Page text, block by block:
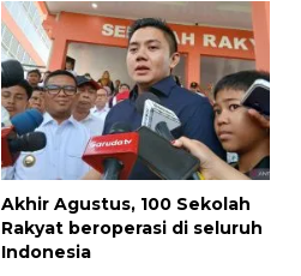
Akhir Agustus, 100 Sekolah
Rakyat beroperasi di seluruh
Indonesia